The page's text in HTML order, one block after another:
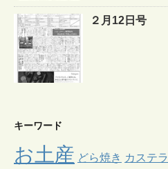
２月12日号
キーワード
お土産 どら焼き カステラ